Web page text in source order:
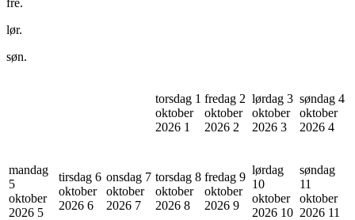
lør.
søn.
torsdag 1
oktober
2026 1
fredag 2
oktober
2026 2
lørdag 3
oktober
2026 3
søndag 4
oktober
2026 4
mandag
5
oktober
2026 5
tirsdag 6
oktober
2026 6
onsdag 7
oktober
2026 7
torsdag 8
oktober
2026 8
fredag 9
oktober
2026 9
lørdag
10
oktober
2026 10
søndag
11
oktober
2026 11